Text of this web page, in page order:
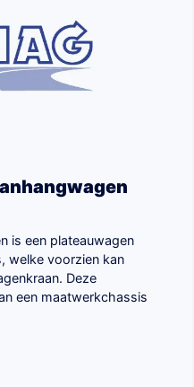
is een plateauwagen
welke voorzien kan
Deze
een maatwerkchassis